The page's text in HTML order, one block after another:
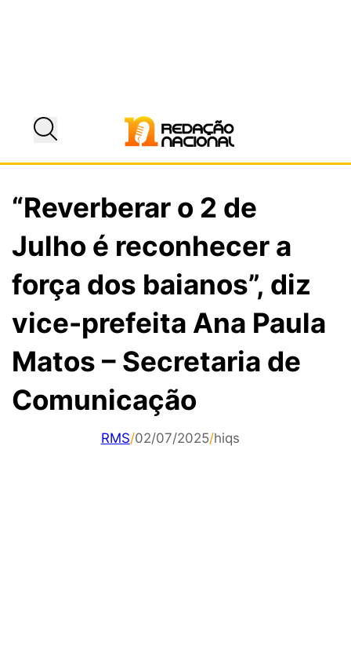
“Reverberar o 2 de
Julho é reconhecer a
força dos baianos”, diz
vice-prefeita Ana Paula
Matos – Secretaria de
Comunicação
RMS/02/07/2025/hiqs